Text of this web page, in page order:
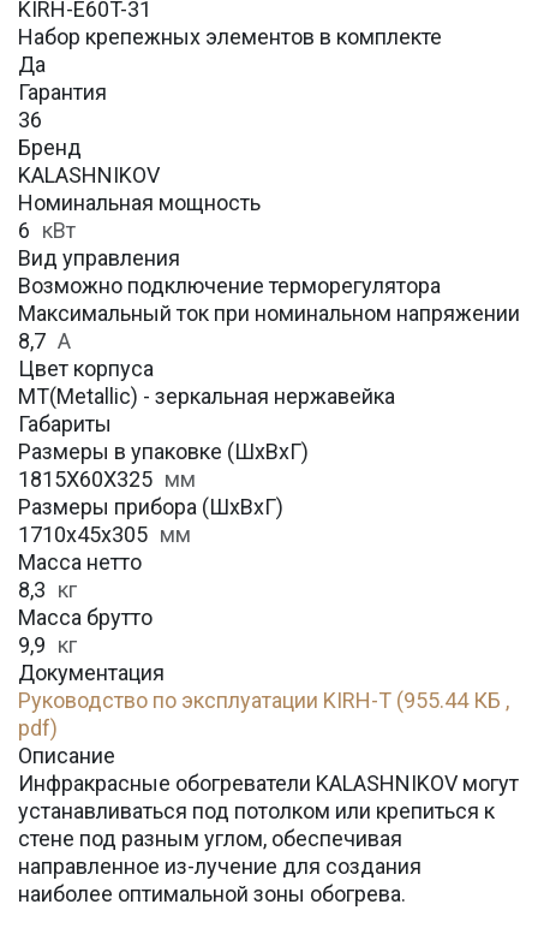
KIRH-E60T-31
Набор крепежных элементов в комплекте
Да
Гарантия
36
Бренд
KALASHNIKOV
Номинальная мощность
6 кВт
Вид управления
Возможно подключение терморегулятора
Максимальный ток при номинальном напряжении
8,7 А
Цвет корпуса
MT(Metallic) - зеркальная нержавейка
Габариты
Размеры в упаковке (ШхВхГ)
1815Х60Х325 мм
Размеры прибора (ШхВхГ)
1710x45х305 мм
Масса нетто
8,3 кг
Масса брутто
9,9 кг
Документация
Руководство по эксплуатации KIRH-T (955.44 КБ ,
pdf)
Описание
Инфракрасные обогреватели KALASHNIKOV могут
устанавливаться под потолком или крепиться к
стене под разным углом, обеспечивая
направленное из-лучение для создания
наиболее оптимальной зоны обогрева.